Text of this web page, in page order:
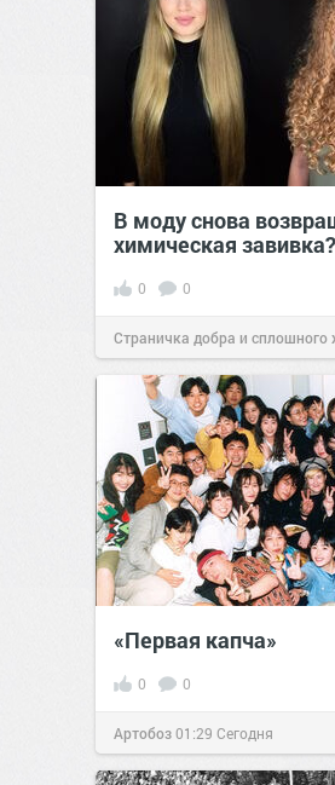
В моду снова
химическая завивка?
0 0
Страничка добра и сплошного
позитива!11:38Сегодня
«Первая капча»
0 0
Артобоз01:29 Сегодня